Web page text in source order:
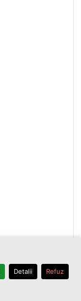
Detalii Refuz